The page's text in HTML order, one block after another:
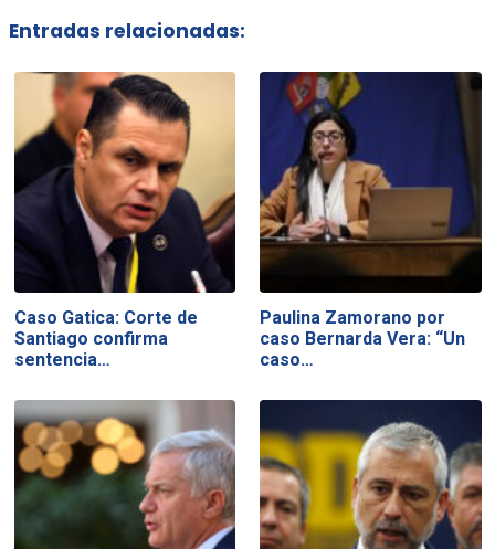
Entradas relacionadas:
Caso Gatica: Corte de
Santiago confirma
sentencia…
Paulina Zamorano por
caso Bernarda Vera: “Un
caso…